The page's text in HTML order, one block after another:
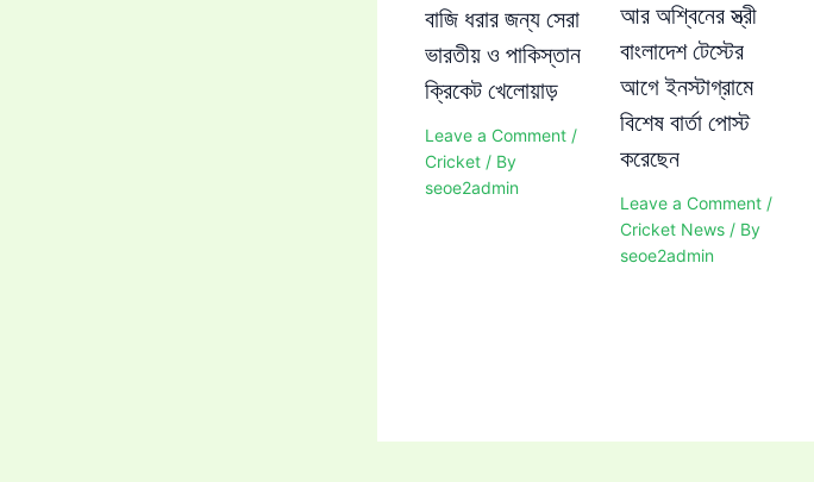
বাজি ধরার জন্য সেরা
ভারতীয় ও পাকিস্তান
ক্রিকেট খেলোয়াড়
Leave a Comment /
Cricket / By
seoe2admin
আর অশ্বিনের স্ত্রী
বাংলাদেশ টেস্টের
আগে ইনস্টাগ্রামে
বিশেষ বার্তা পোস্ট
করেছেন
Leave a Comment /
Cricket News/ By
seoe2admin